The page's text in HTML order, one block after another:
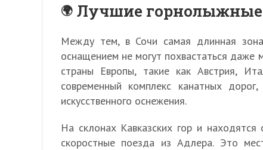
Лучшие горнолыжные
Между тем, в Сочи самая длинная
оснащением не могут похвастаться даже
страны Европы, такие как Австрия,
современный комплекс канатных
искусственного оснежения.
На склонах Кавказских гор и
скоростные поезда из Адлера. Это